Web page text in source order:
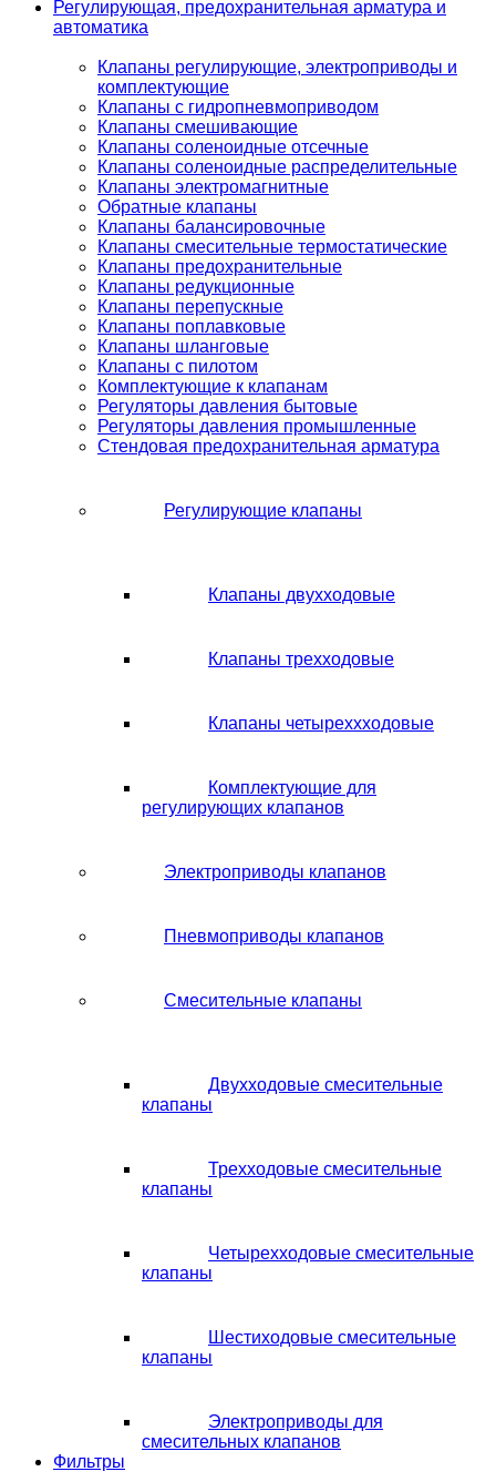
Регулирующая, предохранительная арматура и
автоматика
Клапаны регулирующие, электроприводы и
комплектующие
Клапаны с гидропневмоприводом
Клапаны смешивающие
Клапаны соленоидные отсечные
Клапаны соленоидные распределительные
Клапаны электромагнитные
Обратные клапаны
Клапаны балансировочные
Клапаны смесительные термостатические
Клапаны предохранительные
Клапаны редукционные
Клапаны перепускные
Клапаны поплавковые
Клапаны шланговые
Клапаны с пилотом
Комплектующие к клапанам
Регуляторы давления бытовые
Регуляторы давления промышленные
Стендовая предохранительная арматура
Регулирующие клапаны
Клапаны двухходовые
Клапаны трехходовые
Клапаны четыреххходовые
Комплектующие для
регулирующих клапанов
Электроприводы клапанов
Пневмоприводы клапанов
Смесительные клапаны
Двухходовые смесительные
клапаны
Трехходовые смесительные
клапаны
Четырехходовые смесительные
клапаны
Шестиходовые смесительные
клапаны
Электроприводы для
смесительных клапанов
Фильтры